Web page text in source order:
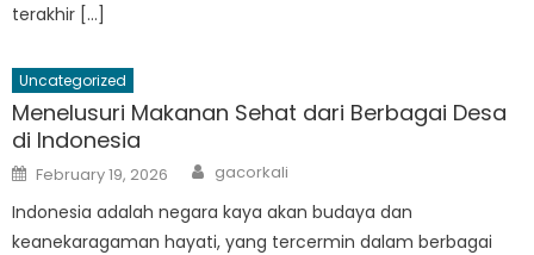
terakhir […]
Uncategorized
Menelusuri Makanan Sehat dari Berbagai Desa
di Indonesia
Posted
on
February 19, 2026 Author
gacorkali
Indonesia adalah negara kaya akan budaya dan
keanekaragaman hayati, yang tercermin dalam berbagai